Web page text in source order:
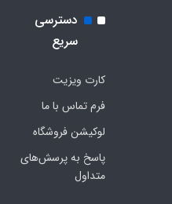
دسترسی
سریع
کارت ویزیت
فرم تماس با ما
لوکیشن فروشگاه
پاسخ به پرسش‌های
متداول